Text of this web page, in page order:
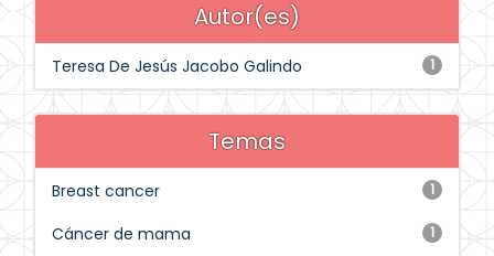
Autor(es)
1
Teresa De Jesús Jacobo Galindo
Temas
1
Breast cancer
1
Cáncer de mama